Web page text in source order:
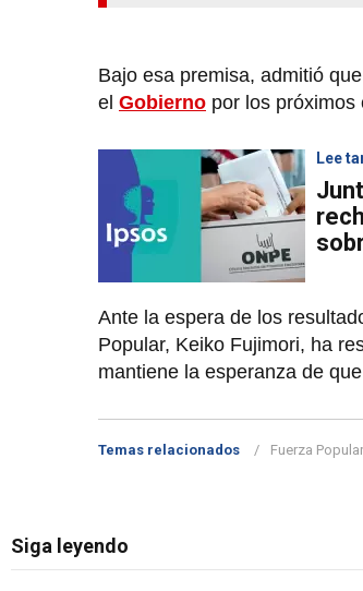
Bajo esa premisa, admitió
el Gobierno por los próximos
Lee
Ante la espera de los
Popular, Keiko Fujimori, ha
mantiene la esperanza de que
Temas relacionados Fuerza Popular
Siga leyendo